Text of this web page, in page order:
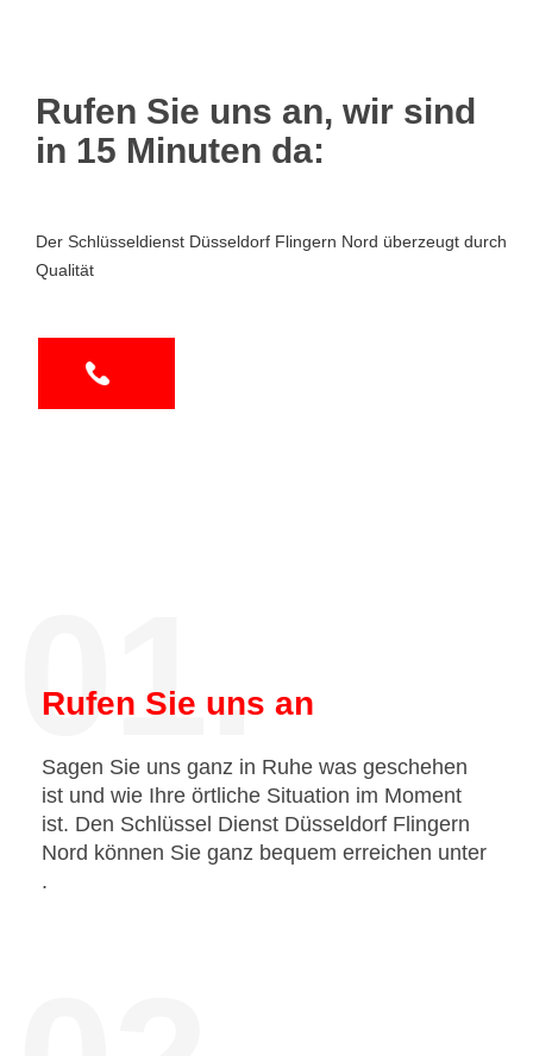
Rufen Sie uns an, wir sind
in 15 Minuten da:
Der Schlüsseldienst Düsseldorf Flingern Nord überzeugt durch
Qualität
01.
Rufen Sie uns an
Sagen Sie uns ganz in Ruhe was geschehen
ist und wie Ihre örtliche Situation im Moment
ist. Den Schlüssel Dienst Düsseldorf Flingern
Nord können Sie ganz bequem erreichen unter
.